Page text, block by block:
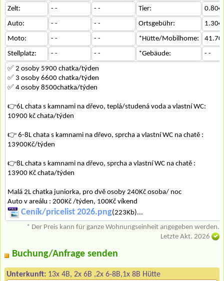
Zelt:
- - - - Tier:
Auto:
- - - - Ortsgebühr:
Moto:
- - - - *Hütte/Mobilhome:
Stellplatz:
- - - - *Gebäude:
- -
✅ 2 osoby 5900 chatka/týden
✅ 3 osoby 6600 chatka/týden
✅ 4 osoby 8500chatka/týden
👉6L chata s kamnami na dřevo, teplá/studená voda a vlastní WC:
10900 kč chata/týden
👉 6-8L chata s kamnami na dřevo, sprcha a vlastní WC na chatě :
13900Kč/týden
👉8L chata s kamnami na dřevo, sprcha a vlastní WC na chatě :
13900 Kč chata/týden
Malá 2L chatka juniorka, pro dvě osoby 240Kč osoba/ noc
Auto v areálu : 200Kč /týden, 100Kč víkend
Ceník/pricelist 2026.png(223Kb)...
* Der Preis kann für ganze Wohnungseinheit angegeben werden.
Letzte Akt. 2026
Buchung/Anfrage senden
Unterkunft: 13x 4B, 2x 6B ,2x 6-8B,1x 8B Hütte